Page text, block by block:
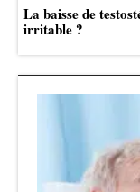
La baisse de
irritable ?